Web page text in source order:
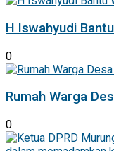
H Iswahyudi
0
Rumah Warga
0